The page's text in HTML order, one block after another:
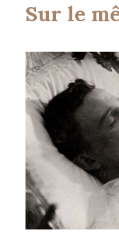
Sur le